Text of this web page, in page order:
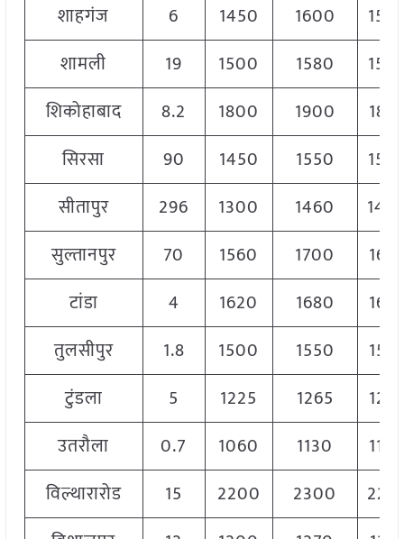
शाहगंज
6 1450 1600
शामली
19 1500 1580
शिकोहाबाद
8.2 1800 1900
सिरसा
90 1450 1550
सीतापुर
296 1300 1460
सुल्तानपुर
70 1560 1700
टांडा
4 1620 1680
तुलसीपुर
1.8 1500 1550
टुंडला
5 1225 1265
उतरौला
0.7 1060 1130
विल्थारारोड
15 2200 2300